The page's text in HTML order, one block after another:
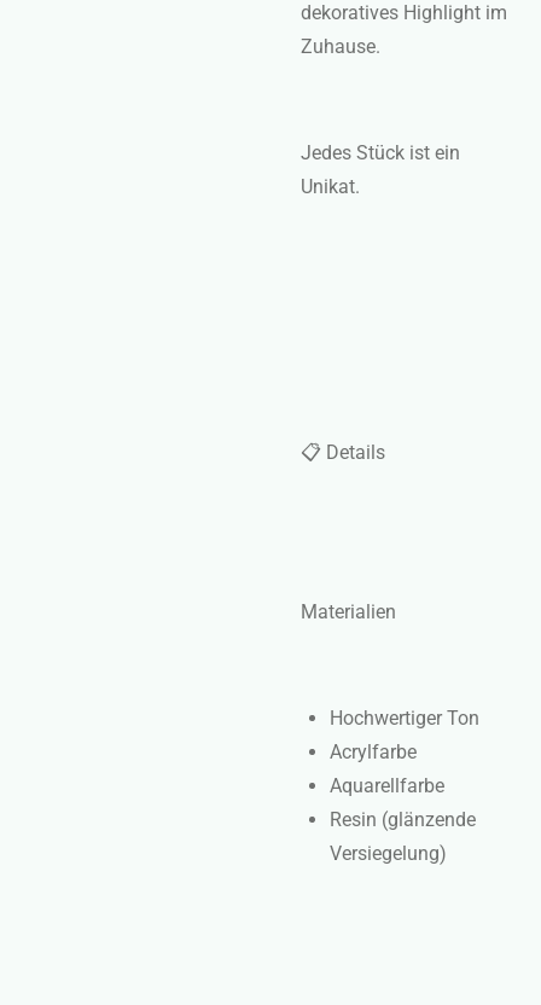
dekoratives Highlight im
Zuhause.
Jedes Stück ist ein
Unikat.
📋 Details
Materialien
Hochwertiger Ton
Acrylfarbe
Aquarellfarbe
Resin (glänzende
Versiegelung)